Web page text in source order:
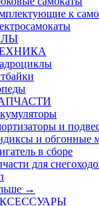
к
и
и обгонные
в сборе
для
→